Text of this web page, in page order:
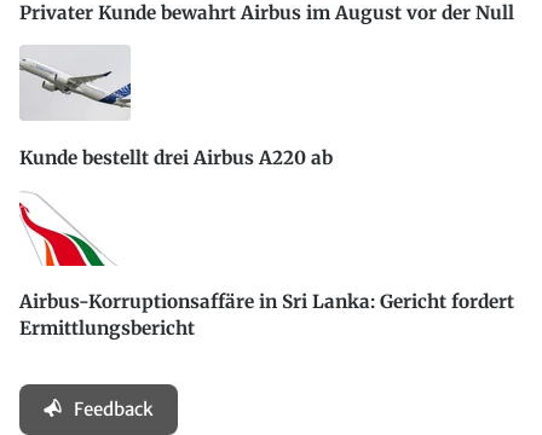
Privater Kunde bewahrt Airbus im August vor der Null
Kunde bestellt drei Airbus A220 ab
Airbus-Korruptionsaffäre in Sri Lanka: Gericht fordert
Ermittlungsbericht
Feedback